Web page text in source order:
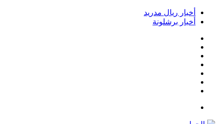
أخبار ريال مدريد
أخبار برشلونة